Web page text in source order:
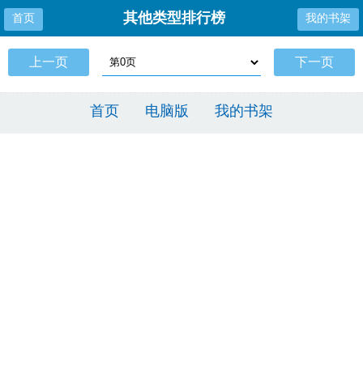
首页 我的书架
其他类型排行榜
上一页 下一页
首页 电脑版 我的书架